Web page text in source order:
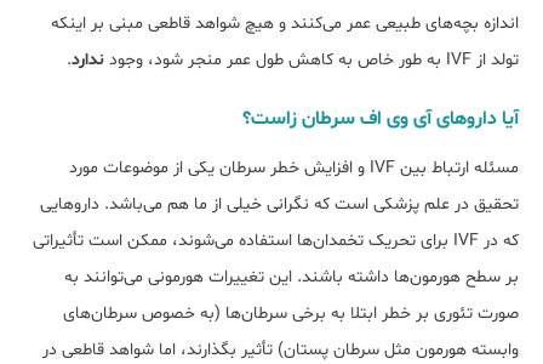
اندازه بچه‌های طبیعی عمر می‌کنند و هیچ شواهد قاطعی مبنی بر اینکه
تولد از IVF به طور خاص به کاهش طول عمر منجر شود، وجود
ندارد.
آیا داروهای آی وی اف سرطان زاست؟
مسئله ارتباط بین IVF و افزایش خطر سرطان یکی از موضوعات مورد
تحقیق در علم پزشکی است که نگرانی خیلی از ما هم می‌باشد. داروهایی
که در IVF برای تحریک تخمدان‌ها استفاده می‌شوند، ممکن است تأثیراتی
بر سطح هورمون‌ها داشته باشند. این تغییرات هورمونی می‌توانند به
صورت تئوری بر خطر ابتلا به برخی سرطان‌ها (به خصوص سرطان‎‌های
وابسته هورمون مثل سرطان پستان) تأثیر بگذارند، اما شواهد قاطعی در